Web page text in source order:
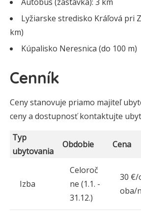
Lyžiarske stredisko Kráľová pri
km)
Kúpalisko Neresnica (do 100 m)
Cenník
Ceny stanovuje priamo majiteľ
ceny a dostupnosť kontaktujte
Typ
ubytovania
Obdobie Cena
Izba
Celoroč
ne (1.1. -
31.12.)
30 €/
oba/